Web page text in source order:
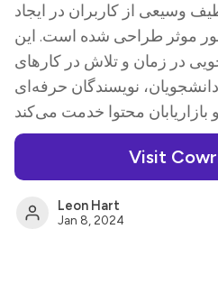
وسیعی از کاربران در ایجاد
موثر طراحی شده است. این
در زمان و تلاش در کارهای
نویسندگان حرفه‌ای
Visit
Leon Hart
Jan 8, 2024